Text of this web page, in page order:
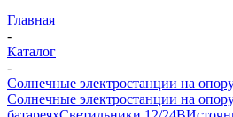
Главная
-
Каталог
-
Солнечные электростанции на
Солнечные электростанции на